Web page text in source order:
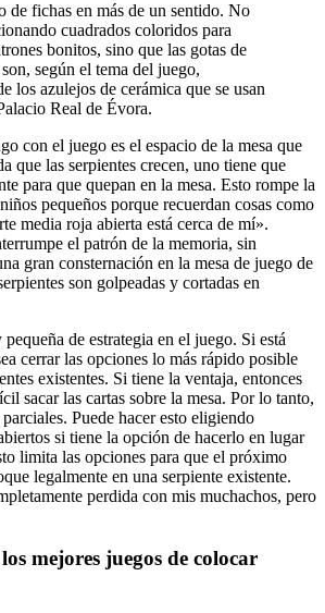
de fichas en más de un sentido. No
cuadrados coloridos para
bonitos, sino que las gotas de
según el tema del juego,
los azulejos de cerámica que se usan
Real de Évora.
con el juego es el espacio de la mesa que
que las serpientes crecen, uno tiene que
para que quepan en la mesa. Esto rompe la
pequeños porque recuerdan cosas como
media roja abierta está cerca de mí».
el patrón de la memoria, sin
gran consternación en la mesa de juego de
son golpeadas y cortadas en
de estrategia en el juego. Si está
cerrar las opciones lo más rápido posible
existentes. Si tiene la ventaja, entonces
sacar las cartas sobre la mesa. Por lo tanto,
Puede hacer esto eligiendo
si tiene la opción de hacerlo en lugar
limita las opciones para que el próximo
legalmente en una serpiente existente.
perdida con mis muchachos, pero
mejores juegos de colocar